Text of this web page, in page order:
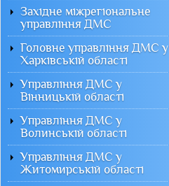
Західне міжрегіональне
управління ДМС
Головне управління ДМС у
Харківській області
Управління ДМС у
Вінницькій області
Управління ДМС у
Волинській області
Управління ДМС у
Житомирській області